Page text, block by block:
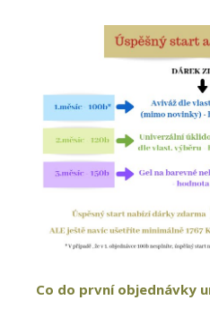
Co do první objednávky